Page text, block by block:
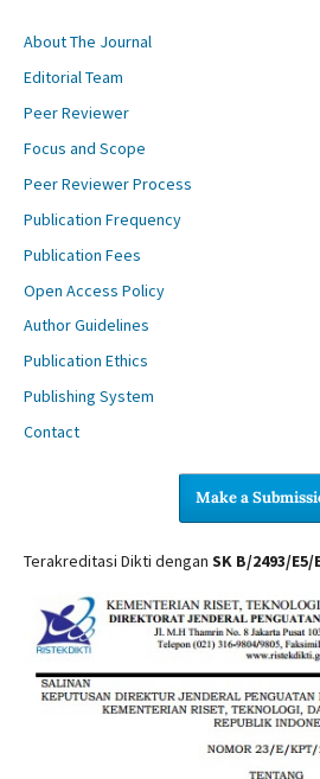
About The Journal
Editorial Team
Peer Reviewer
Focus and Scope
Peer Reviewer Process
Publication Frequency
Publication Fees
Open Access Policy
Author Guidelines
Publication Ethics
Publishing System
Contact
Make a
Terakreditasi Dikti dengan SK B/2493/E5/